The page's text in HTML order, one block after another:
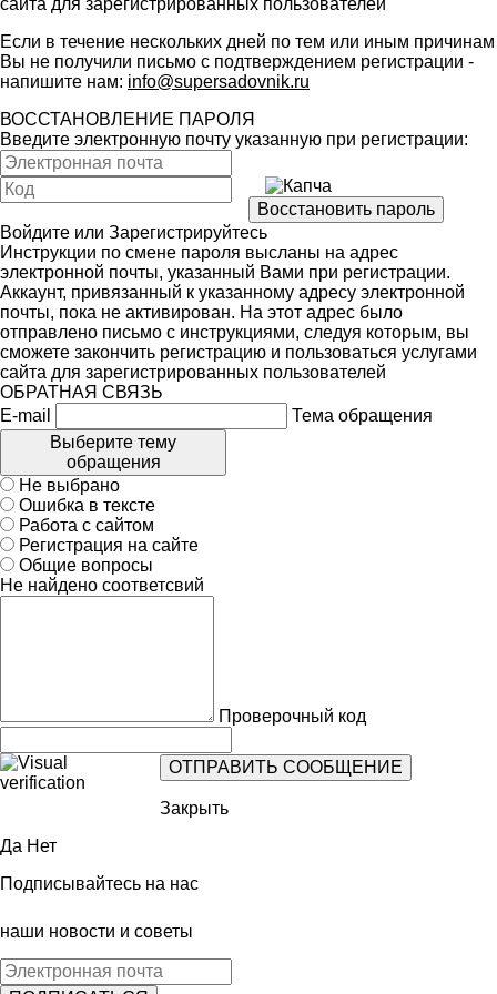
Если в течение нескольких дней по тем или иным причинам
Вы не получили письмо с подтверждением регистрации -
напишите нам: info@supersadovnik.ru
ВОССТАНОВЛЕНИЕ ПАРОЛЯ
Введите электронную почту указанную при регистрации:
Войдите или Зарегистрируйтесь
Инструкции по смене пароля высланы на адрес
электронной почты, указанный Вами при регистрации.
Аккаунт, привязанный к указанному адресу электронной
почты, пока не активирован. На этот адрес было
отправлено письмо с инструкциями, следуя которым, вы
сможете закончить регистрацию и пользоваться услугами
сайта для зарегистрированных пользователей
ОБРАТНАЯ СВЯЗЬ
E-mail
Тема обращения
Выберите тему
обращения
Не выбрано
Ошибка в тексте
Работа с сайтом
Регистрация на сайте
Общие вопросы
Не найдено соответсвий
Проверочный код
Закрыть
Да Нет
Подписывайтесь на нас
наши новости и советы